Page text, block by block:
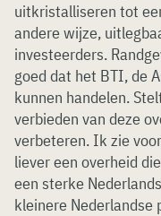
uitkristalliseren tot
andere wijze,
investeerders.
goed dat het BTI, de
kunnen handelen.
verbieden van deze
verbeteren. Ik zie
liever een overheid
een sterke
kleinere Nederlandse